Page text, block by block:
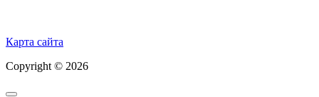
Карта сайта
Copyright © 2026